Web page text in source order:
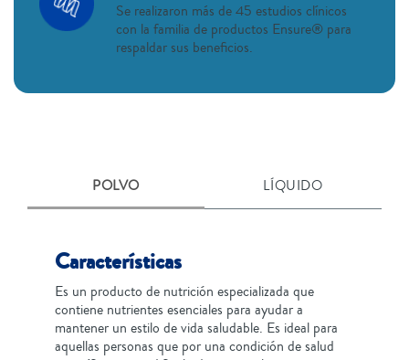
Se realizaron más de 45 estudios clínicos
con la familia de productos Ensure® para
respaldar sus beneficios.
POLVO LÍQUIDO
Características
Es un producto de nutrición especializada que
contiene nutrientes esenciales para ayudar a
mantener un estilo de vida saludable. Es ideal para
aquellas personas que por una condición de salud